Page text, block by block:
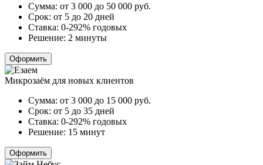
Сумма: от 3 000 до 50 000 руб.
Срок: от 5 до 20 дней
Ставка: 0-292% годовых
Решение: 2 минуты
Оформить
Микрозаём для новых клиентов
Сумма: от 3 000 до 15 000 руб.
Срок: от 5 до 35 дней
Ставка: 0-292% годовых
Решение: 15 минут
Оформить